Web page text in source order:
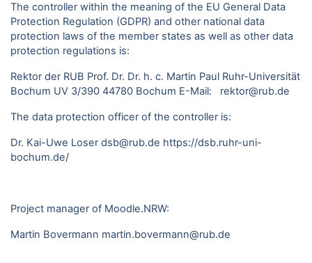
The controller within the meaning of the EU General Data
Protection Regulation (GDPR) and other national data
protection laws of the member states as well as other data
protection regulations is:
Rektor der RUB Prof. Dr. Dr. h. c. Martin Paul Ruhr-Universität
Bochum UV 3/390 44780 Bochum E-Mail: rektor@rub.de
The data protection officer of the controller is:
Dr. Kai-Uwe Loser dsb@rub.de https://dsb.ruhr-uni-
bochum.de/
Project manager of Moodle.NRW:
Martin Bovermann martin.bovermann@rub.de